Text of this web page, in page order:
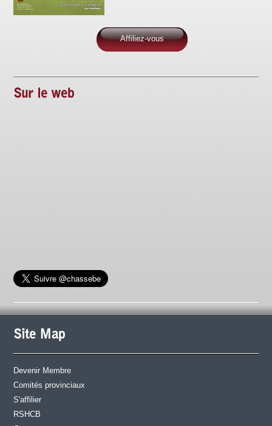
Affiliez-vous
Sur le web
Site Map
Devenir Membre
Comités provinciaux
S'affilier
RSHCB